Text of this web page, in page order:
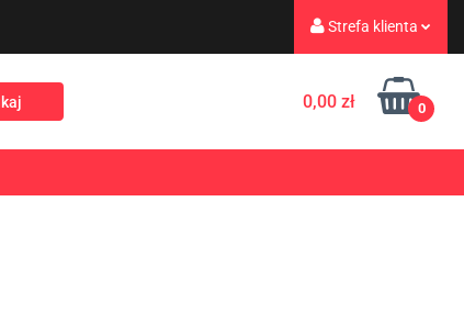
Strefa klienta
Zaloguj się
Zarejestruj się
Dodaj zgłoszenie
0,00 zł 0